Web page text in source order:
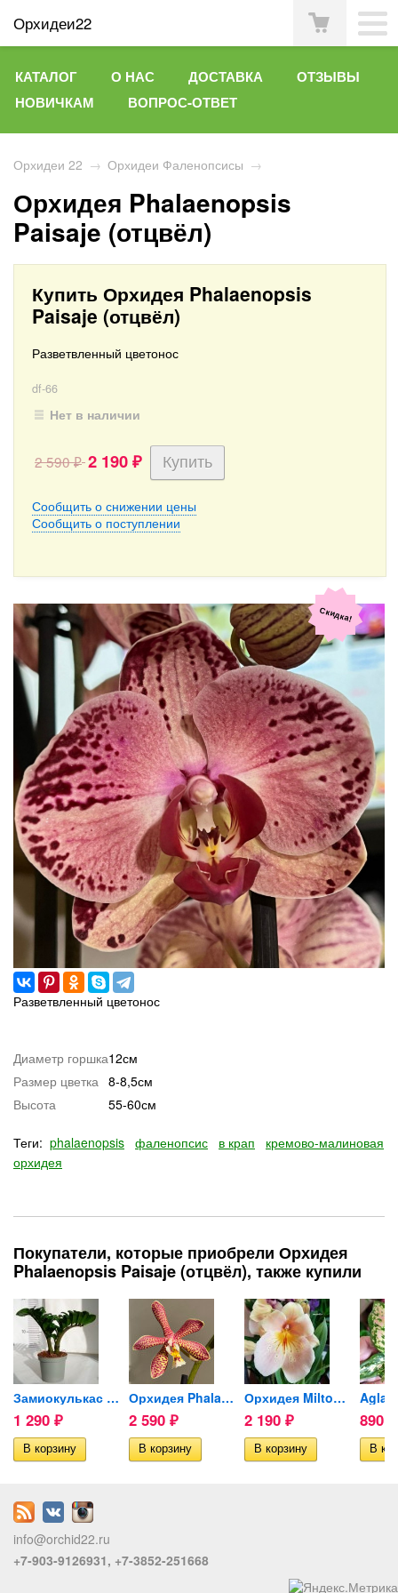
Орхидеи22
КАТАЛОГ О НАС ДОСТАВКА
ОТЗЫВЫ
НОВИЧКАМ
ВОПРОС-ОТВЕТ
Орхидеи 22 → Орхидеи Фаленопсисы →
Орхидея Phalaenopsis
Paisaje (отцвёл)
Купить Орхидея Phalaenopsis
Paisaje (отцвёл)
Разветвленный цветонос
df-66
Нет в наличии
2 590₽ 2 190 ₽
Сообщить о снижении цены
Сообщить о поступлении
Скидка!
Разветвленный цветонос
Диаметр горшка12см
Размер цветка 8-8,5см
Высота
55-60см
Теги: phalaenopsis фаленопсис в крап
кремово-малиновая
орхидея
Покупатели, которые приобрели Орхидея
Phalaenopsis Paisaje (отцвёл), также купили
Замиокулькас Жук (Zenzi) d-9cм
1 290 ₽
Орхидея Phalaenopsis...
2 590 ₽
Орхидея Miltonia hybrid...
2 190 ₽ 890
info@orchid22.ru
+7-903-9126931, +7-3852-251668